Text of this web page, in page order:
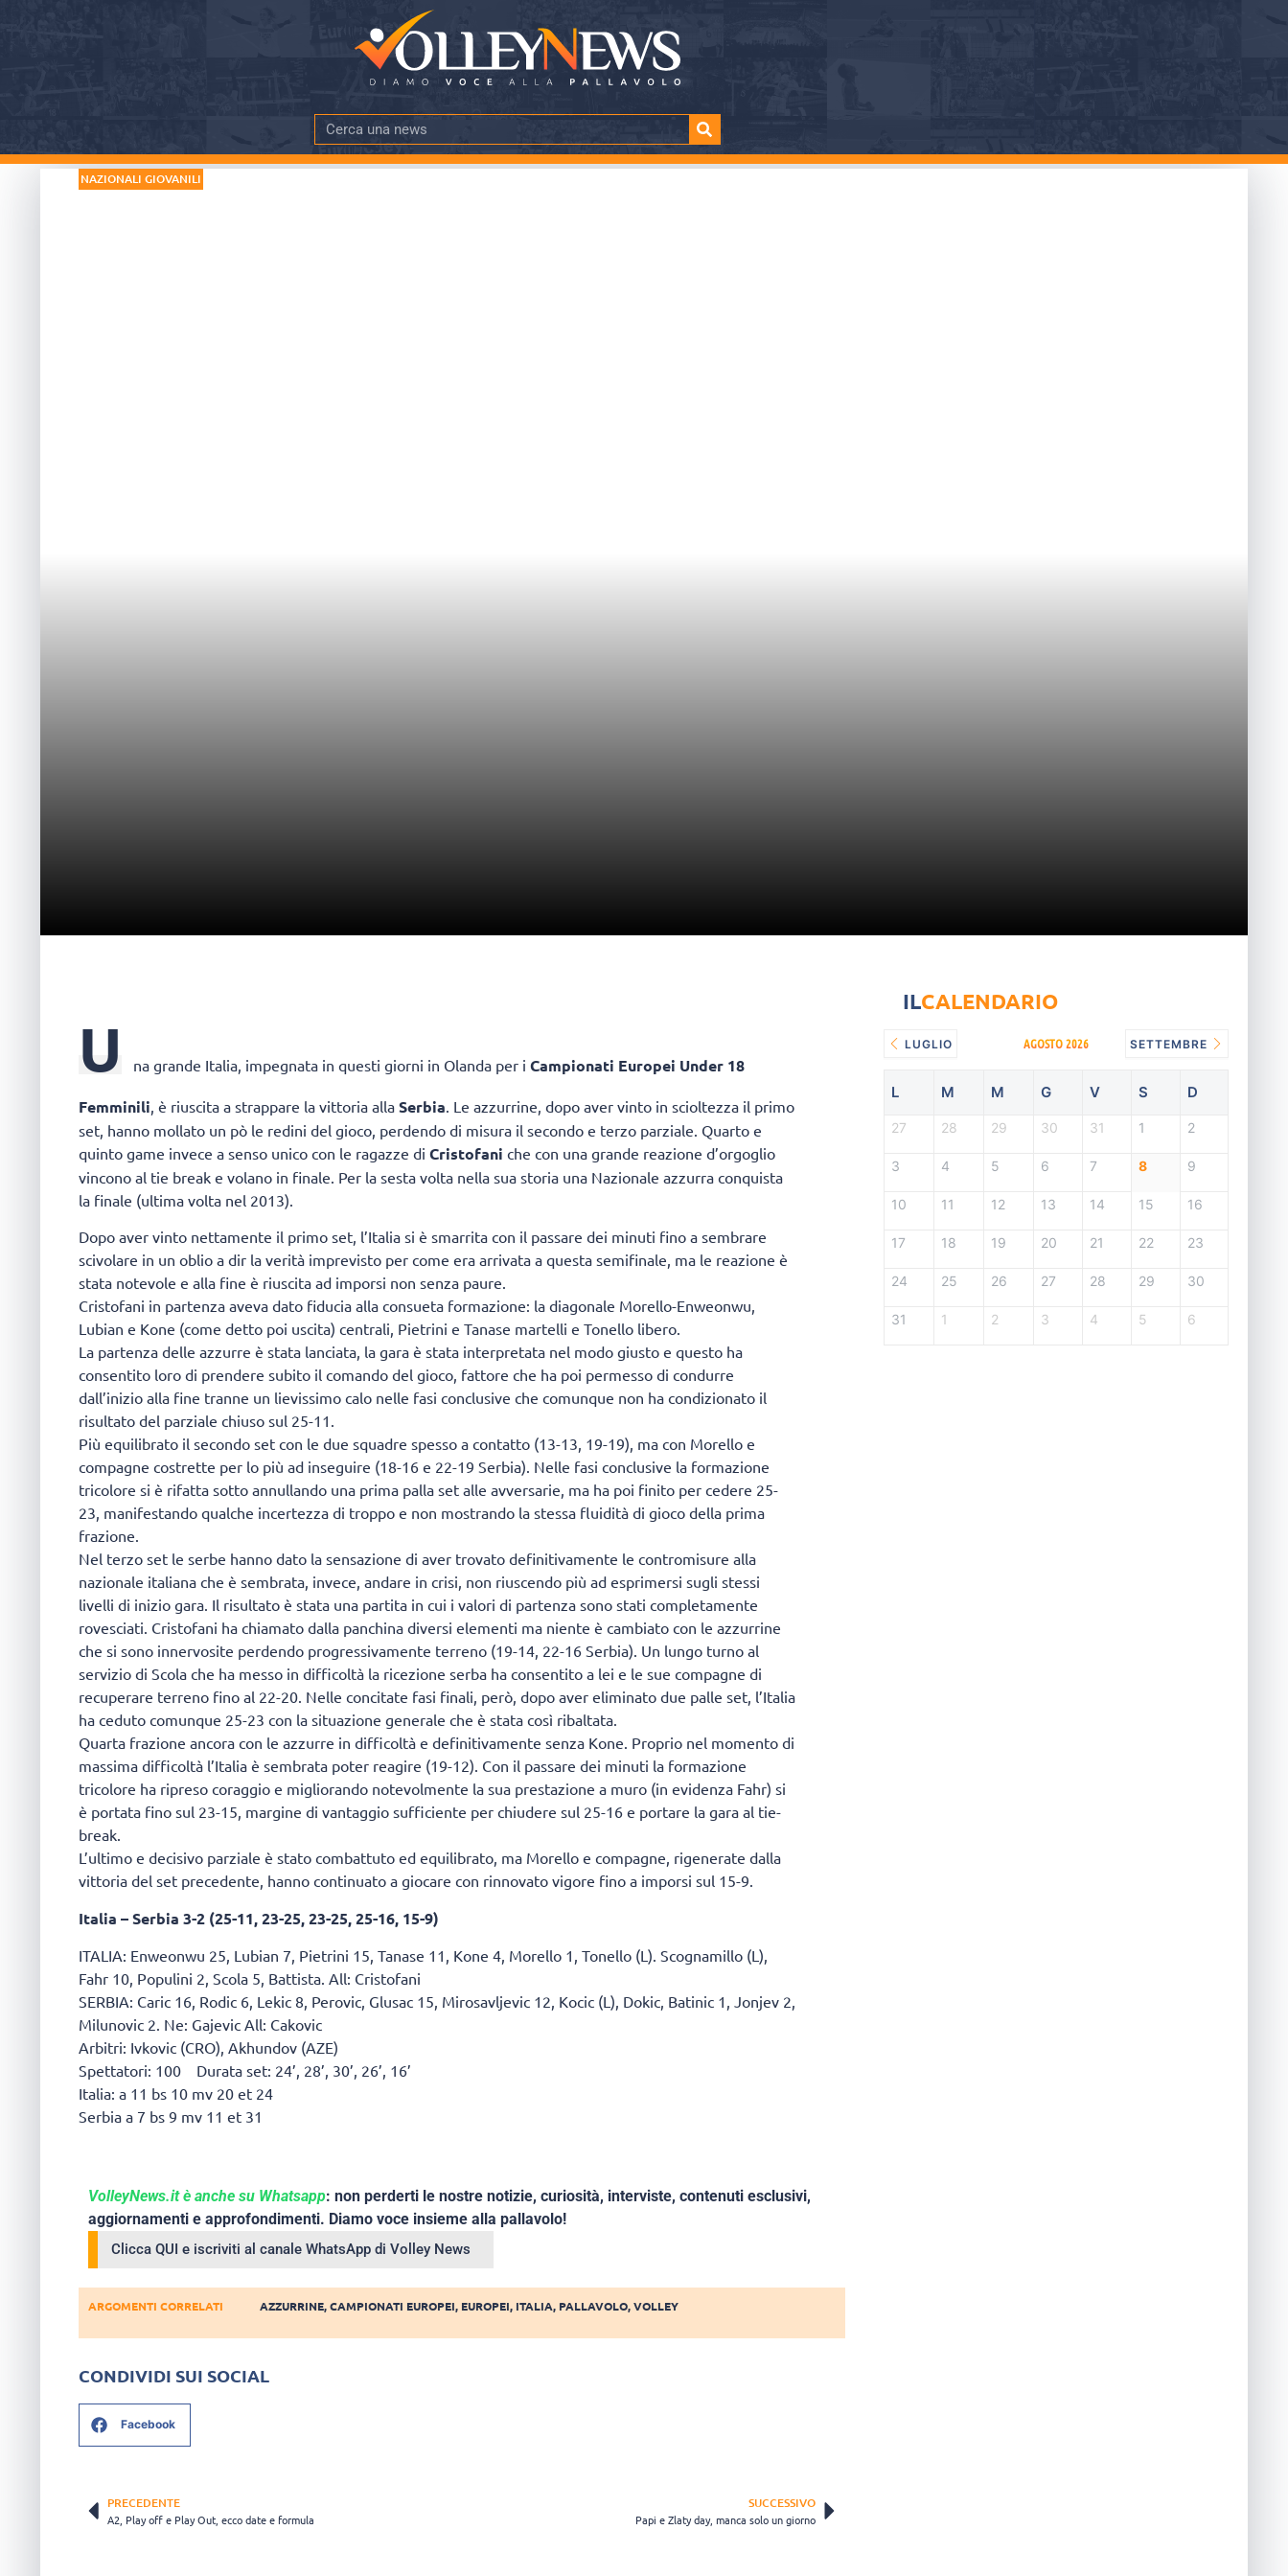
NAZIONALI GIOVANILI
U na grande Italia , impegnata in questi giorni in Olanda per i Campionati Europei Under 18
Femminili , è riuscita a strappare la vittoria alla Serbia . Le azzurrine, dopo aver vinto in scioltezza il primo
set, hanno mollato un pò le redini del gioco, perdendo di misura il secondo e terzo parziale. Quarto e
quinto game invece a senso unico con le ragazze di Cristofani che con una grande reazione d’orgoglio
vincono al tie break e volano in finale. Per la sesta volta nella sua storia una Nazionale azzurra conquista
la finale (ultima volta nel 2013).
Dopo aver vinto nettamente il primo set, l’Italia si è smarrita con il passare dei minuti fino a sembrare
scivolare in un oblio a dir la verità imprevisto per come era arrivata a questa semifinale, ma le reazione è
stata notevole e alla fine è riuscita ad imporsi non senza paure.
Cristofani in partenza aveva dato fiducia alla consueta formazione: la diagonale Morello-Enweonwu,
Lubian e Kone (come detto poi uscita) centrali, Pietrini e Tanase martelli e Tonello libero.
La partenza delle azzurre è stata lanciata, la gara è stata interpretata nel modo giusto e questo ha
consentito loro di prendere subito il comando del gioco, fattore che ha poi permesso di condurre
dall’inizio alla fine tranne un lievissimo calo nelle fasi conclusive che comunque non ha condizionato il
risultato del parziale chiuso sul 25-11.
Più equilibrato il secondo set con le due squadre spesso a contatto (13-13, 19-19), ma con Morello e
compagne costrette per lo più ad inseguire (18-16 e 22-19 Serbia). Nelle fasi conclusive la formazione
tricolore si è rifatta sotto annullando una prima palla set alle avversarie, ma ha poi finito per cedere 25-
23, manifestando qualche incertezza di troppo e non mostrando la stessa fluidità di gioco della prima
frazione.
Nel terzo set le serbe hanno dato la sensazione di aver trovato definitivamente le contromisure alla
nazionale italiana che è sembrata, invece, andare in crisi, non riuscendo più ad esprimersi sugli stessi
livelli di inizio gara. Il risultato è stata una partita in cui i valori di partenza sono stati completamente
rovesciati. Cristofani ha chiamato dalla panchina diversi elementi ma niente è cambiato con le azzurrine
che si sono innervosite perdendo progressivamente terreno (19-14, 22-16 Serbia). Un lungo turno al
servizio di Scola che ha messo in difficoltà la ricezione serba ha consentito a lei e le sue compagne di
recuperare terreno fino al 22-20. Nelle concitate fasi finali, però, dopo aver eliminato due palle set, l’Italia
ha ceduto comunque 25-23 con la situazione generale che è stata così ribaltata.
Quarta frazione ancora con le azzurre in difficoltà e definitivamente senza Kone. Proprio nel momento di
massima difficoltà l’Italia è sembrata poter reagire (19-12). Con il passare dei minuti la formazione
tricolore ha ripreso coraggio e migliorando notevolmente la sua prestazione a muro (in evidenza Fahr) si
è portata fino sul 23-15, margine di vantaggio sufficiente per chiudere sul 25-16 e portare la gara al tie-
break.
L’ultimo e decisivo parziale è stato combattuto ed equilibrato, ma Morello e compagne, rigenerate dalla
vittoria del set precedente, hanno continuato a giocare con rinnovato vigore fino a imporsi sul 15-9.
Italia – Serbia 3-2 (25-11, 23-25, 23-25, 25-16, 15-9)
ITALIA: Enweonwu 25, Lubian 7, Pietrini 15, Tanase 11, Kone 4, Morello 1, Tonello (L). Scognamillo (L),
Fahr 10, Populini 2, Scola 5, Battista. All: Cristofani
SERBIA: Caric 16, Rodic 6, Lekic 8, Perovic, Glusac 15, Mirosavljevic 12, Kocic (L), Dokic, Batinic 1, Jonjev 2,
Milunovic 2. Ne: Gajevic All: Cakovic
Arbitri: Ivkovic (CRO), Akhundov (AZE)
Spettatori: 100 Durata set: 24’, 28’, 30’, 26’, 16’
Italia: a 11 bs 10 mv 20 et 24
Serbia a 7 bs 9 mv 11 et 31
VolleyNews.it è anche su Whatsapp: non perderti le nostre notizie, curiosità, interviste, contenuti esclusivi,
aggiornamenti e approfondimenti. Diamo voce insieme alla pallavolo!
Clicca QUI e iscriviti al canale WhatsApp di Volley News
ARGOMENTI CORRELATI AZZURRINE,CAMPIONATI EUROPEI, EUROPEI, ITALIA, PALLAVOLO,VOLLEY
CONDIVIDI SUI SOCIAL
Facebook
PRECEDENTE
A2, Play off e Play Out, ecco date e formula
SUCCESSIVO
Papi e Zlaty day, manca solo un giorno
ILCALENDARIO
LUGLIO AGOSTO 2026 SETTEMBRE
L M M G V S D
27 28 29 30 31 1 2
3 4 5 6 7 8 9
10 11 12 13 14 15 16
17 18 19 20 21 22 23
24 25 26 27 28 29 30
31 1 2 3 4 5 6